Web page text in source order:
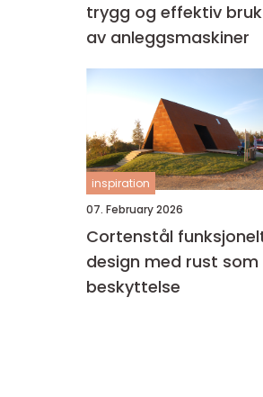
trygg og effektiv bruk
av anleggsmaskiner
inspiration
07. February 2026
Cortenstål funksjonelt
design med rust som
beskyttelse